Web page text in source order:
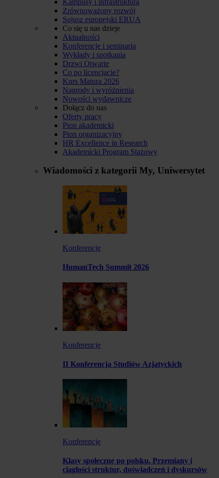
Zrównoważony rozwój
Sojusz europejski ERUA
Co się u nas dzieje
Aktualności
Konferencje i seminaria
Wykłady i spotkania
Drzwi Otwarte
Co po licencjacie?
Kurs Matura 2026
Nagrody i wyróżnienia
Nowości wydawnicze
Dołącz do nas
Oferty pracy
Pion akademicki
Pion organizacyjny
HR Excellence in Research
Akademicki Program Stażowy
Wiadomości z kategorii My, Uniwersytet
Konferencje
HumanTech Summit 2026
Konferencje
II Konferencja Studiów Azjatyckich
Konferencje
Klasy społeczne po polsku. Przemiany i
ciągłości struktur, doświadczeń i dyskursów